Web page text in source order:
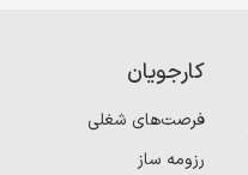
کارجویان
فرصت‌های شغلی
رزومه ساز